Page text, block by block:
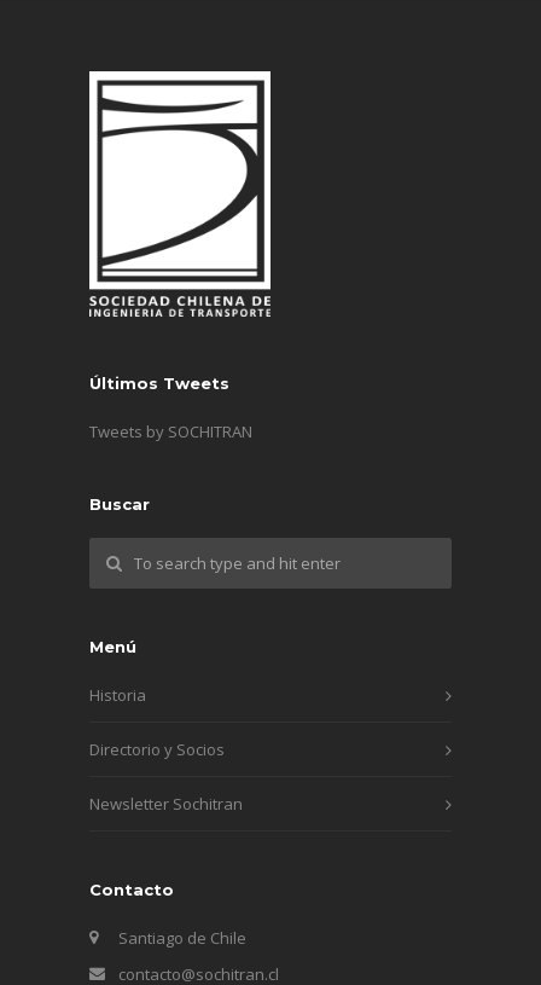
Últimos Tweets
Tweets by SOCHITRAN
Buscar
Menú
Historia
Directorio y Socios
Newsletter Sochitran
Contacto
Santiago de Chile
contacto@sochitran.cl